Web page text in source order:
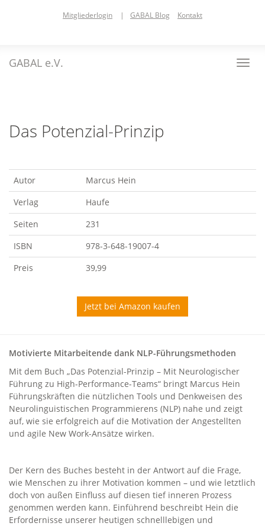
Mitgliederlogin | GABAL Blog Kontakt
GABAL e.V.
Das Potenzial-Prinzip
Autor
Marcus Hein
Verlag
Haufe
Seiten
231
ISBN
978-3-648-19007-4
Preis
39,99
Jetzt bei Amazon kaufen
Motivierte Mitarbeitende dank NLP-Führungsmethoden
Mit dem Buch „Das Potenzial-Prinzip – Mit Neurologischer
Führung zu High-Performance-Teams“ bringt Marcus Hein
Führungskräften die nützlichen Tools und Denkweisen des
Neurolinguistischen Programmierens (NLP) nahe und zeigt
auf, wie sie erfolgreich auf die Motivation der Angestellten
und agile New Work-Ansätze wirken.
Der Kern des Buches besteht in der Antwort auf die Frage,
wie Menschen zu ihrer Motivation kommen – und wie letztlich
doch von außen Einfluss auf diesen tief inneren Prozess
genommen werden kann. Einführend beschreibt Hein die
Erfordernisse unserer heutigen schnelllebigen und